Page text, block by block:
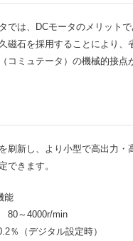
では、DCモータのメリット
磁石を採用することにより、
コミュテータ）の機械的接点
刷新し、より小型で高出力
できます。
能
80～4000r/min
％（デジタル設定時）